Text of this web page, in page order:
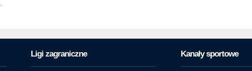
Ligi zagraniczne Kanały sportowe